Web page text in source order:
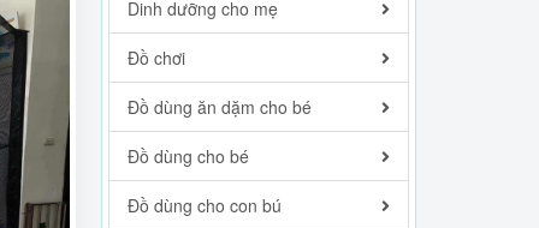
Dinh dưỡng cho mẹ
Đồ chơi
Đồ dùng ăn dặm cho bé
Đồ dùng cho bé
Đồ dùng cho con bú